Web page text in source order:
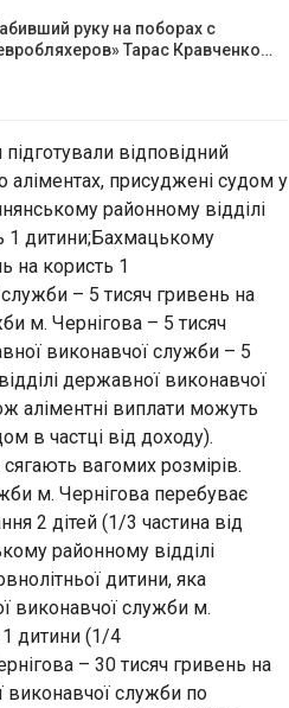
руку на поборах с
Тарас Кравченко…
відповідний
аліментах, присуджені судом у
районному відділі
1 дитини;Бахмацькому
на користь 1
– 5 тисяч гривень на
м. Чернігова – 5 тисяч
виконавчої служби – 5
державної виконавчої
аліментні виплати можуть
в частці від доходу).
вагомих розмірів.
м. Чернігова перебуває
2 дітей (1/3 частина від
районному відділі
дитини, яка
виконавчої служби м.
1 дитини (1/4
– 30 тисяч гривень на
виконавчої служби по